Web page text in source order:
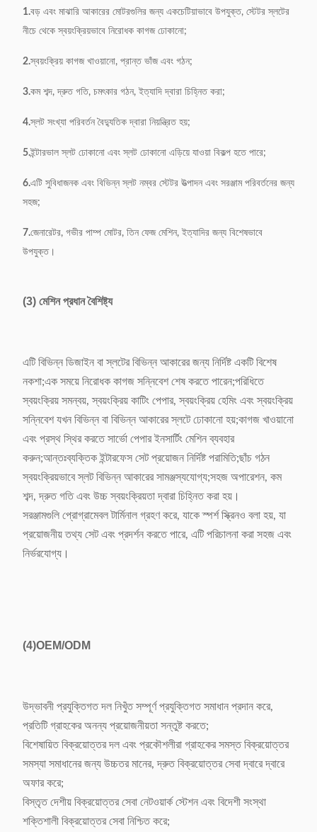
1.বড় এবং মাঝারি আকারের মোটরগুলির জন্য একচেটিয়াভাবে উপযুক্ত, স্টেটর স্লটের
নীচে থেকে স্বয়ংক্রিয়ভাবে নিরোধক কাগজ ঢোকানো;
2.স্বয়ংক্রিয় কাগজ খাওয়ানো, প্রান্ত ভাঁজ এবং গঠন;
3.কম শব্দ, দ্রুত গতি, চমৎকার গঠন, ইত্যাদি দ্বারা চিহ্নিত করা;
4.স্লট সংখ্যা পরিবর্তন বৈদ্যুতিক দ্বারা নিয়ন্ত্রিত হয়;
5.ইন্টারভাল স্লট ঢোকানো এবং স্লট ঢোকানো এড়িয়ে যাওয়া বিকল্প হতে পারে;
6.এটি সুবিধাজনক এবং বিভিন্ন স্লট নম্বর স্টেটর উত্পাদন এবং সরঞ্জাম পরিবর্তনের জন্য
সহজ;
7.জেনারেটর, গভীর পাম্প মোটর, তিন ফেজ মেশিন, ইত্যাদির জন্য বিশেষভাবে
উপযুক্ত।
(3) মেশিন প্রধান বৈশিষ্ট্য
এটি বিভিন্ন ডিজাইন বা স্লটের বিভিন্ন আকারের জন্য নির্দিষ্ট একটি বিশেষ
নকশা;এক সময়ে নিরোধক কাগজ সন্নিবেশ শেষ করতে পারেন;পরিধিতে
স্বয়ংক্রিয় সমন্বয়, স্বয়ংক্রিয় কাটিং পেপার, স্বয়ংক্রিয় হেমিং এবং স্বয়ংক্রিয়
সন্নিবেশ যখন বিভিন্ন বা বিভিন্ন আকারের স্লটে ঢোকানো হয়;কাগজ খাওয়ানো
এবং প্রস্থ স্থির করতে সার্ভো পেপার ইনসার্টিং মেশিন ব্যবহার
করুন;আন্তঃব্যক্তিক ইন্টারফেস সেট প্রয়োজন নির্দিষ্ট পরামিতি;ছাঁচ গঠন
স্বয়ংক্রিয়ভাবে স্লট বিভিন্ন আকারের সামঞ্জস্যযোগ্য;সহজ অপারেশন, কম
শব্দ, দ্রুত গতি এবং উচ্চ স্বয়ংক্রিয়তা দ্বারা চিহ্নিত করা হয়।
সরঞ্জামগুলি প্রোগ্রামেবল টার্মিনাল গ্রহণ করে, যাকে স্পর্শ স্ক্রিনও বলা হয়, যা
প্রয়োজনীয় তথ্য সেট এবং প্রদর্শন করতে পারে, এটি পরিচালনা করা সহজ এবং
নির্ভরযোগ্য।
(4)OEM/ODM
উদ্ভাবনী প্রযুক্তিগত দল নিখুঁত সম্পূর্ণ প্রযুক্তিগত সমাধান প্রদান করে,
প্রতিটি গ্রাহকের অনন্য প্রয়োজনীয়তা সন্তুষ্ট করতে;
বিশেষায়িত বিক্রয়োত্তর দল এবং প্রকৌশলীরা গ্রাহকের সমস্ত বিক্রয়োত্তর
সমস্যা সমাধানের জন্য উচ্চতর মানের, দ্রুত বিক্রয়োত্তর সেবা দ্বারে দ্বারে
অফার করে;
বিস্তৃত দেশীয় বিক্রয়োত্তর সেবা নেটওয়ার্ক স্টেশন এবং বিদেশী সংস্থা
শক্তিশালী বিক্রয়োত্তর সেবা নিশ্চিত করে;